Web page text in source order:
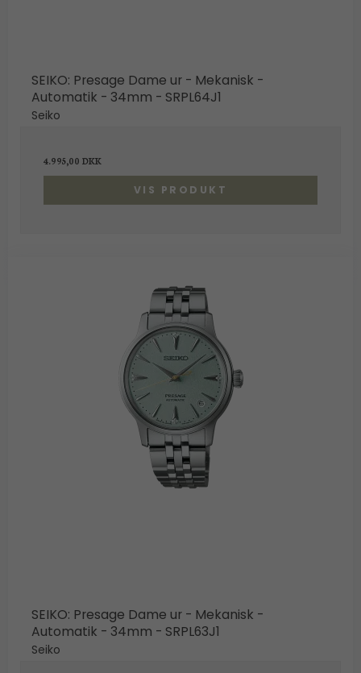
SEIKO: Presage Dame ur - Mekanisk -
Automatik - 34mm - SRPL64J1
Seiko
4.995,00 DKK
VIS PRODUKT
SEIKO: Presage Dame ur - Mekanisk -
Automatik - 34mm - SRPL63J1
Seiko